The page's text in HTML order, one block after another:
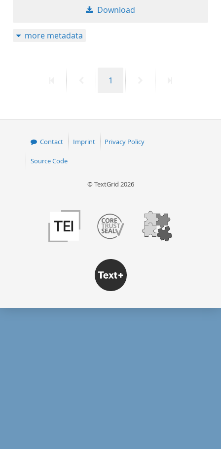
Download
more metadata
PreviousPage
1
Contact Imprint Privacy Policy
Source Code
© TextGrid 2026